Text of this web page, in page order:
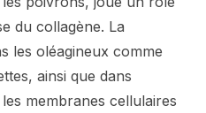
du collagène. La
les oléagineux comme
ainsi que dans
membranes cellulaires